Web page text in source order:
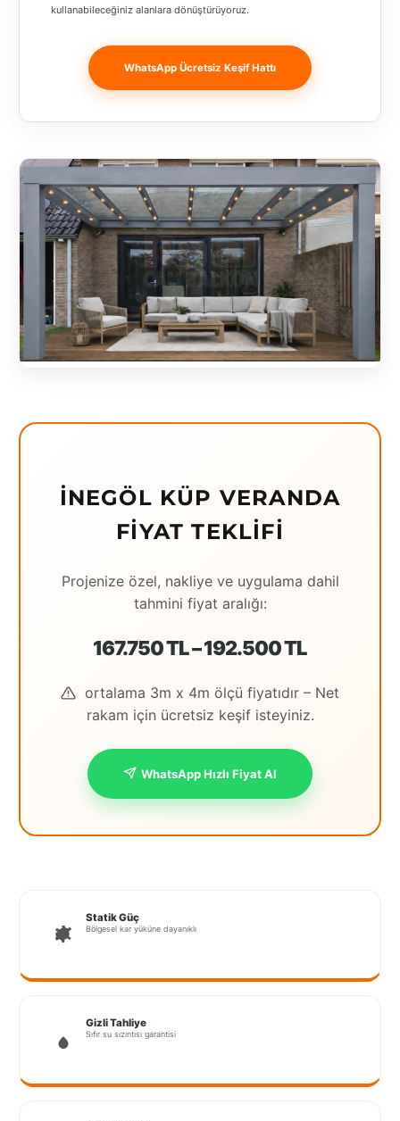
kullanabileceğiniz alanlara dönüştürüyoruz.
WhatsApp Ücretsiz Keşif Hattı
İNEGÖL KÜP VERANDA
FIYAT TEKLIFI
Projenize özel, nakliye ve uygulama dahil
tahmini fiyat aralığı:
167.750 TL – 192.500 TL
ortalama 3m x 4m ölçü fiyatıdır – Net
rakam için ücretsiz keşif isteyiniz.
WhatsApp Hızlı Fiyat Al
Statik Güç
Bölgesel kar yüküne dayanıklı
Gizli Tahliye
Sıfır su sızıntısı garantisi
Bingöl
Bosnia and
Bulgaristan
Bursa
Çanakkale
Çekya
Diyarbakır
Gaziantep
Houston
İstanbul
Anadolu
İstanbul
Kırklareli
Manisa